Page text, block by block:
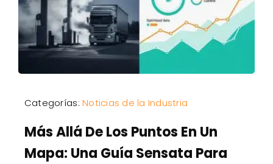
Categorías:Noticias de la Industria
Más Allá De Los Puntos En Un
Mapa: Una Guía Sensata Para